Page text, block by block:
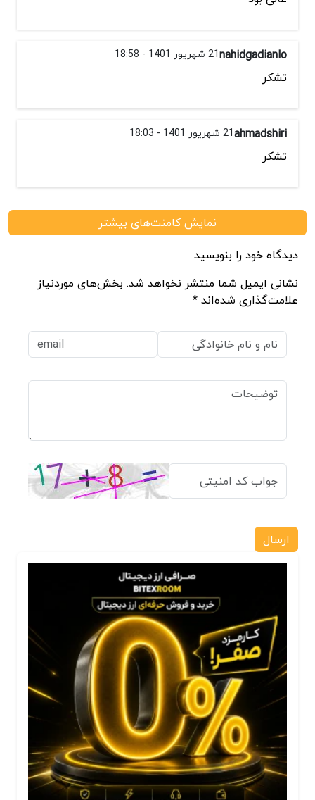
nahidgadianlo21 شهریور 1401 - 18:58
تشکر
ahmadshiri21 شهریور 1401 - 18:03
تشکر
نمایش کامنت‌های بیشتر
دیدگاه خود را بنویسید
نشانی ایمیل شما منتشر نخواهد شد. بخش‌های موردنیاز
علامت‌گذاری شده‌اند *
ارسال